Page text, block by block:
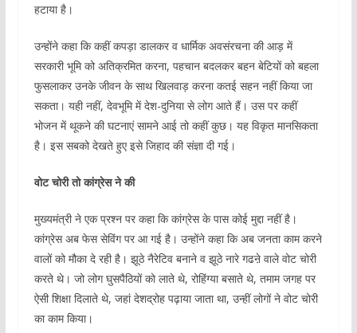
हटाया है।
उन्होंने कहा कि कहीं कपड़ा डालकर व धार्मिक अवसंरचना की आड़ में
सरकारी भूमि को अतिक्रमित करना, पहचान बदलकर बहन बेटियों को बहला
फुसलाकर उनके जीवन के साथ खिलवाड़ करना कतई सहन नहीं किया जा
सकता। यही नहीं, देवभूमि में देश-दुनिया से लोग आते हैं। उस पर कहीं
भोजन में थूकने की घटनाएं सामने आई तो कहीं कुछ। यह विकृत मानसिकता
है। इस सबको देखते हुए इसे जिहाद की संज्ञा दी गई।
वोट चोरी तो कांग्रेस ने की
मुख्यमंत्री ने एक प्रश्न पर कहा कि कांग्रेस के पास कोई मुद्दा नहीं है।
कांग्रेस अब फेस सेविंग पर आ गई है। उन्होंने कहा कि अब जनता काम करने
वालों को मौका दे रही है। झूठे नैरेटिव बनाने व झूठे नारे गढऩे वाले वोट चोरी
करते थे। जो लोग घुसपैठियों को लाते थे, रोहिंग्या बसाते थे, तमाम जगह पर
ऐसी शिक्षा दिलाते थे, जहां देशद्रोह पढ़ाया जाता था, उन्हीं लोगों ने वोट चोरी
का काम किया।